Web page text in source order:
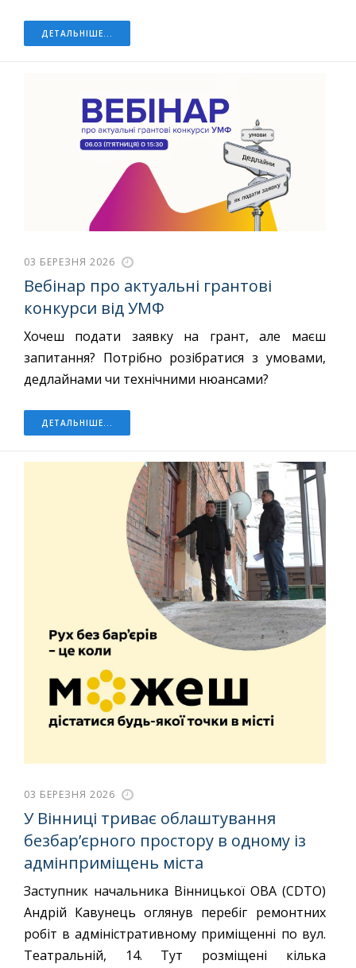
ДЕТАЛЬНІШЕ...
03 БЕРЕЗНЯ 2026
Вебінар про актуальні грантові
конкурси від УМФ
Хочеш подати заявку на грант, але маєш
запитання? Потрібно розібратися з умовами,
дедлайнами чи технічними нюансами?
ДЕТАЛЬНІШЕ...
03 БЕРЕЗНЯ 2026
У Вінниці триває облаштування
безбар’єрного простору в одному із
адмінприміщень міста
Заступник начальника Вінницької ОВА (CDTO)
Андрій Кавунець оглянув перебіг ремонтних
робіт в адміністративному приміщенні по вул.
Театральній, 14. Тут розміщені кілька